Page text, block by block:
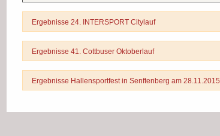
Ergebnisse 24. INTERSPORT Citylauf
Ergebnisse 41. Cottbuser Oktoberlauf
Ergebnisse Hallensportfest in Senftenberg am 28.11.2015